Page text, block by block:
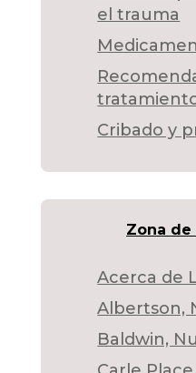
el trauma
Cribado y
Zona
Acerca de
Albertson,
Baldwin,